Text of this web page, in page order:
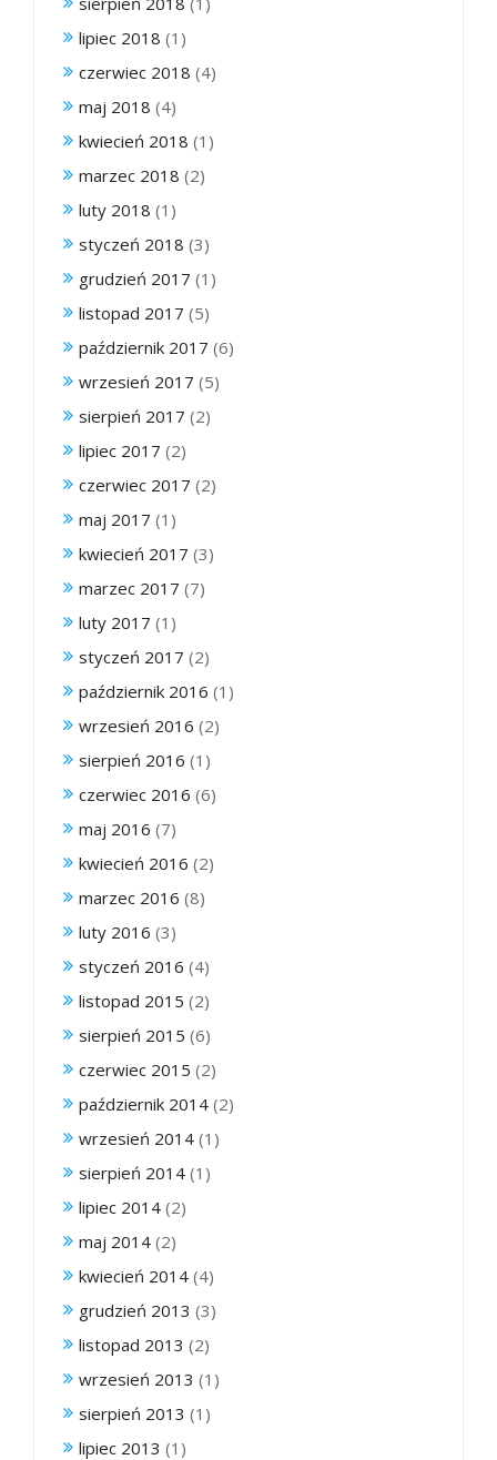
lipiec 2018 (1)
czerwiec 2018 (4)
maj 2018 (4)
kwiecień 2018 (1)
marzec 2018 (2)
luty 2018 (1)
styczeń 2018 (3)
grudzień 2017 (1)
listopad 2017 (5)
październik 2017 (6)
wrzesień 2017 (5)
sierpień 2017 (2)
lipiec 2017 (2)
czerwiec 2017 (2)
maj 2017 (1)
kwiecień 2017 (3)
marzec 2017 (7)
luty 2017 (1)
styczeń 2017 (2)
październik 2016 (1)
wrzesień 2016 (2)
sierpień 2016 (1)
czerwiec 2016 (6)
maj 2016 (7)
kwiecień 2016 (2)
marzec 2016 (8)
luty 2016 (3)
styczeń 2016 (4)
listopad 2015 (2)
sierpień 2015 (6)
czerwiec 2015 (2)
październik 2014 (2)
wrzesień 2014 (1)
sierpień 2014 (1)
lipiec 2014 (2)
maj 2014 (2)
kwiecień 2014 (4)
grudzień 2013 (3)
listopad 2013 (2)
wrzesień 2013 (1)
sierpień 2013 (1)
lipiec 2013 (1)